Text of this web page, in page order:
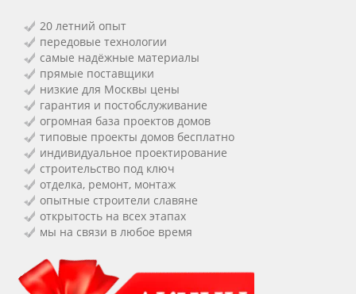
20 летний опыт
передовые технологии
самые надёжные материалы
прямые поставщики
низкие для Москвы цены
гарантия и постобслуживание
огромная база проектов домов
типовые проекты домов бесплатно
индивидуальное проектирование
строительство под ключ
отделка, ремонт, монтаж
опытные строители славяне
открытость на всех этапах
мы на связи в любое время